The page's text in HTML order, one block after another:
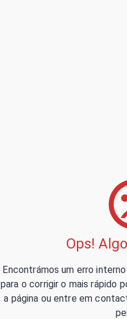
Ops!
Encontrámos um erro
para o corrigir o mais rápido
a página ou entre em